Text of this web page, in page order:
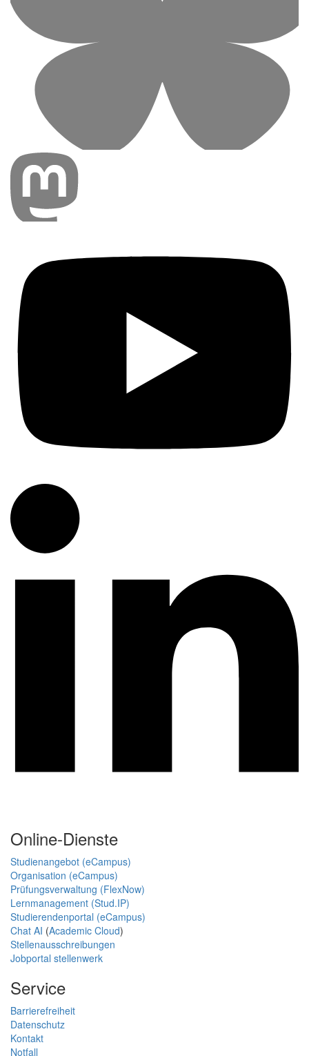
Online-Dienste
Studienangebot (eCampus)
Organisation (eCampus)
Prüfungsverwaltung (FlexNow)
Lernmanagement (Stud.IP)
Studierendenportal (eCampus)
Chat AI (Academic Cloud)
Stellenausschreibungen
Jobportal stellenwerk
Service
Barrierefreiheit
Datenschutz
Kontakt
Notfall